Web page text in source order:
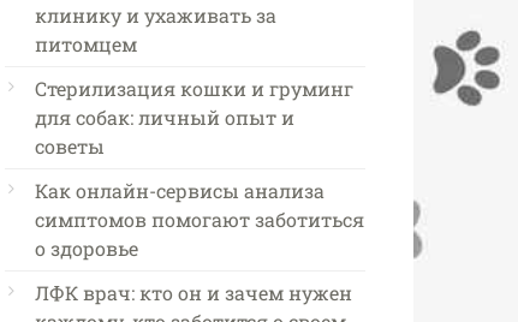
клинику и ухаживать за
питомцем
Стерилизация кошки и груминг
для собак: личный опыт и
советы
Как онлайн-сервисы анализа
симптомов помогают заботиться
о здоровье
ЛФК врач: кто он и зачем нужен